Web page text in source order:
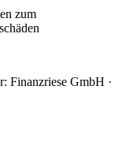
zum
Finanzriese GmbH ·